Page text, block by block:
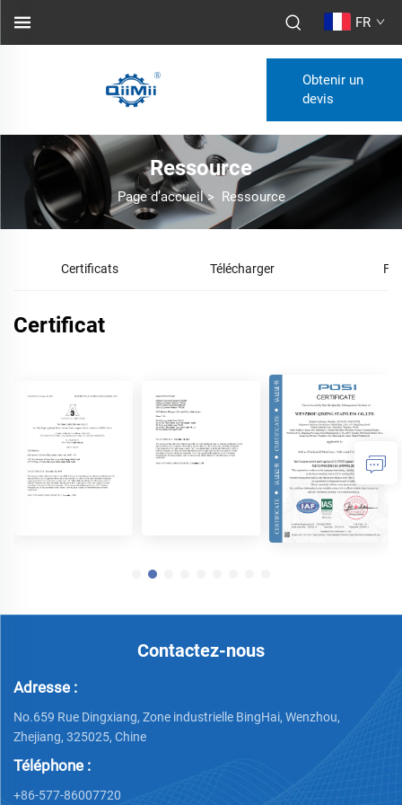
FR
Obtenir un
devis
Ressource
Page d’accueil> Ressource
Certificats Télécharger
Certificat
Contactez-nous
Adresse :
No.659 Rue Dingxiang, Zone industrielle BingHai, Wenzhou,
Zhejiang, 325025, Chine
Téléphone :
+86-577-86007720